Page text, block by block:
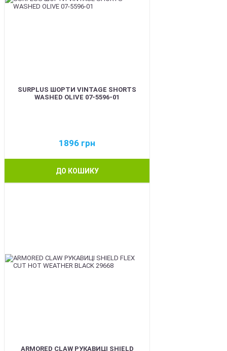
SURPLUS ШОРТИ VINTAGE SHORTS
WASHED OLIVE 07-5596-01
1896 грн
ДО КОШИКУ
ARMORED CLAW РУКАВИЦІ SHIELD